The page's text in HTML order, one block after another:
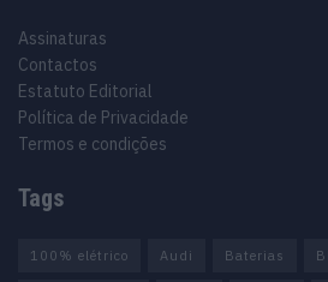
Assinaturas
Contactos
Estatuto Editorial
Política de Privacidade
Termos e condições
Tags
100% elétrico Audi Baterias